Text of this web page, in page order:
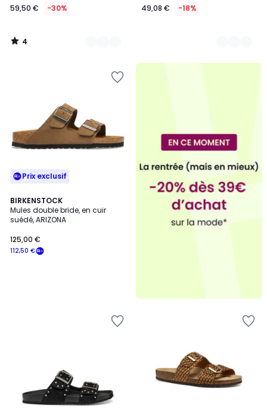
59,50 € -30%
4
/
49,08 € -18%
Prix exclusif
BIRKENSTOCK
Mules double bride, en cuir
suédé, ARIZONA
112,50 €
125,00 €